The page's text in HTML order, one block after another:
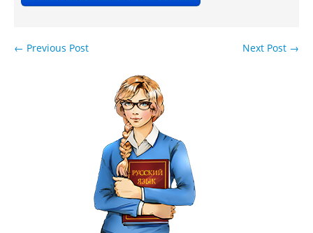
Next Post →
← Previous Post